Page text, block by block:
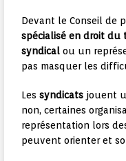
Devant le Conseil de
spécialisé en droit du
syndical ou un
pas masquer les
Les syndicats jouent
non, certaines
représentation lors
peuvent orienter et